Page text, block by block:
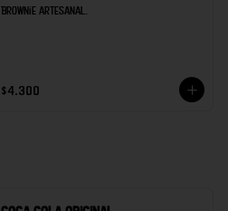
Brownie artesanal.
$4.300